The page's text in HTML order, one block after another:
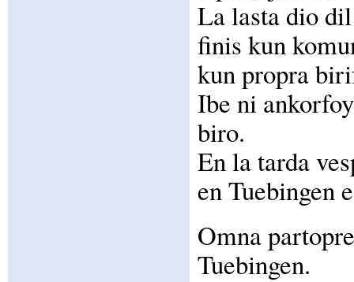
La lasta dio
finis kun
kun propra
Ibe ni
biro.
En la tarda
en Tuebingen
Omna
Tuebingen.